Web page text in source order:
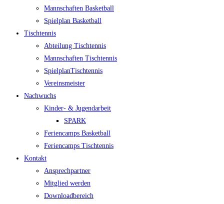
Mann­schaf­ten Basketball
Spiel­plan Basketball
Tisch­ten­nis
Abtei­lung Tischtennis
Mann­schaf­ten Tischtennis
Spiel­plan­Tisch­ten­nis
Ver­eins­meis­ter
Nach­wuchs
Kin­­der- & Jugendarbeit
SPARK
Feri­en­camps Basketball
Feri­en­camps Tischtennis
Kon­takt
Ansprech­part­ner
Mit­glied werden
Down­load­be­reich